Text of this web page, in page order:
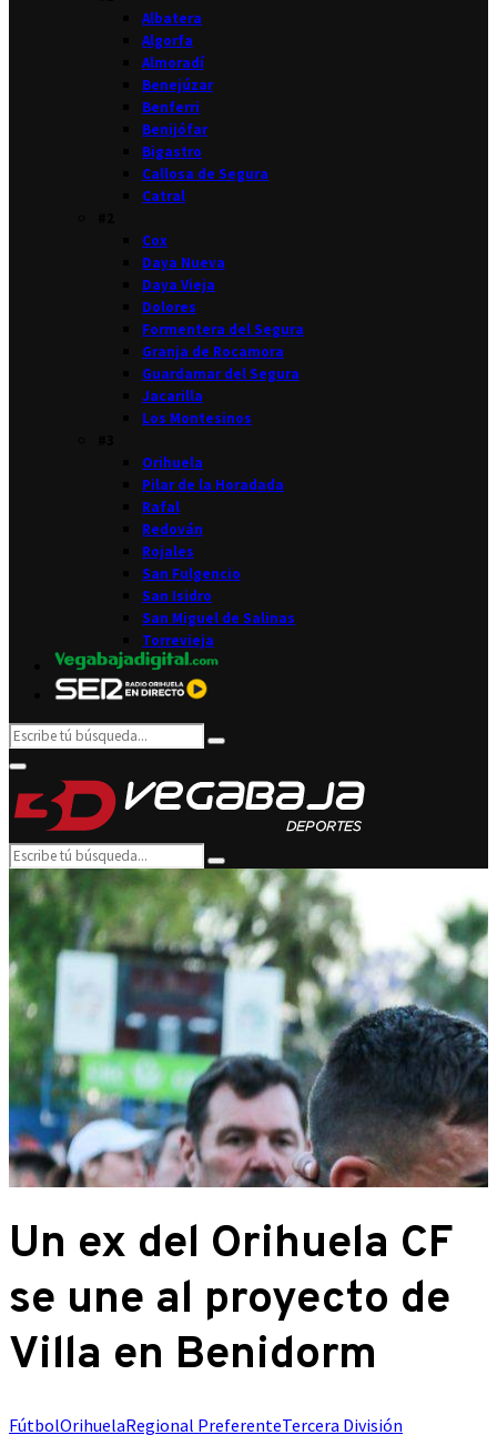
Albatera
Algorfa
Almoradí
Benejúzar
Benferri
Benijófar
Bigastro
Callosa de Segura
Catral
Cox
Daya Nueva
Daya Vieja
Dolores
Formentera del Segura
Granja de Rocamora
Guardamar del Segura
Jacarilla
Los Montesinos
Orihuela
Pilar de la Horadada
Rafal
Redován
Rojales
San Fulgencio
San Isidro
San Miguel de Salinas
Torrevieja
Search
for:
Search
Primary
Menu
Search
for:
Search
Un ex del Orihuela CF
se une al proyecto de
Villa en Benidorm
FútbolOrihuelaRegional PreferenteTercera División